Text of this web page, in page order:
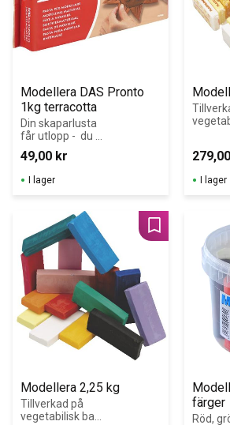
Modellera DAS Pronto
1kg terracotta
Din skaparlusta
får utlopp -  du
blir keramiker på
ett mycket
lättare sätt än
du tror, för
behövs inte.
49,00 kr
I lager
279,00
I lager
Modellera 2,25 kg
Tillverkad på
vegetabilisk bas.
Lägg till i
färger
Röd,